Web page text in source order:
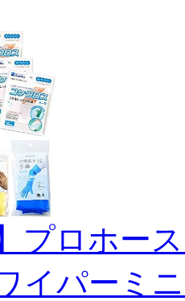
】プロホー
イパーミ